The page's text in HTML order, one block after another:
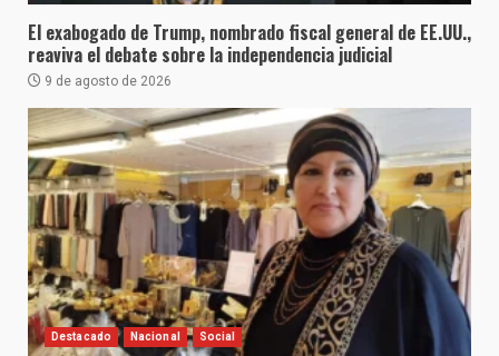
El exabogado de Trump, nombrado fiscal general de EE.UU.,
reaviva el debate sobre la independencia judicial
9 de agosto de 2026
Destacado Nacional Social